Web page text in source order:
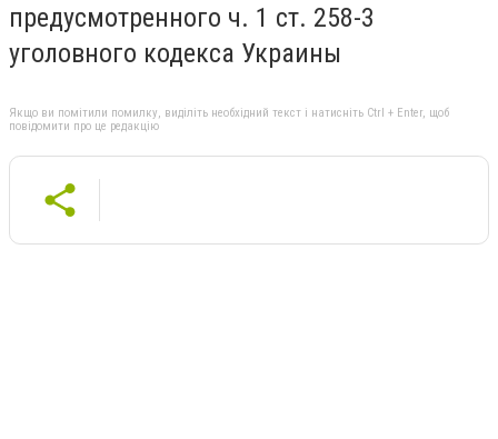
предусмотренного ч. 1 ст. 258-3
уголовного кодекса Украины
Якщо ви помітили помилку, виділіть необхідний текст і натисніть Ctrl + Enter, щоб
повідомити про це редакцію